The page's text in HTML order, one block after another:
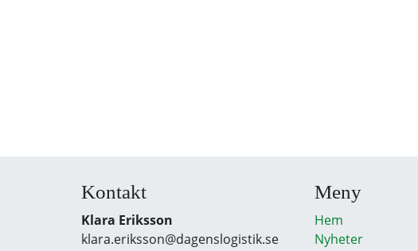
Kontakt
Klara Eriksson
klara.eriksson@dagenslogistik.se
Meny
Hem
Nyheter